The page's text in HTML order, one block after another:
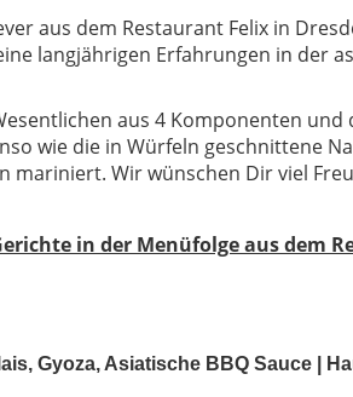
aus dem Restaurant Felix in
langjährigen Erfahrungen in der
aus 4 Komponenten und
wie die in Würfeln geschnittene
mariniert. Wir wünschen Dir viel
in der Menüfolge aus dem
Gyoza, Asiatische BBQ Sauce |